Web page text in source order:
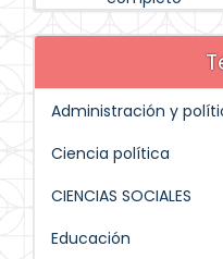
Administración y
Ciencia política
CIENCIAS SOCIALES
Educación